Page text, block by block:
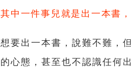
其中一件事兒就是出一本書
想要出一本書，說難不難，
的心態，甚至也不認識任